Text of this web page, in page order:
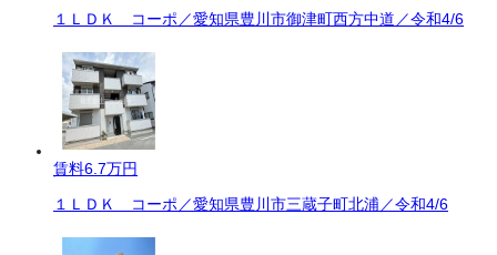
１ＬＤＫ コーポ／愛知県豊川市御津町西方中道／令和4/6
賃料6.7万円
１ＬＤＫ コーポ／愛知県豊川市三蔵子町北浦／令和4/6